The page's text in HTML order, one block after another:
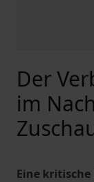
Der
im
Eine